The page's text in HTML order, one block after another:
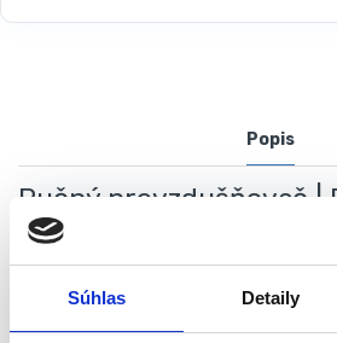
Súhlas Detaily
Popis
Ručný prevzdušňovač |
nepostrádateľné zariadenie na údržbu
spočívajúce v úprave trávnika.